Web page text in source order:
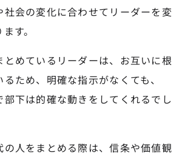
会の変化に合わせてリーダーを変
す。
めているリーダーは、お互いに根
ため、明確な指示がなくても、
部下は的確な動きをしてくれるでし
の人をまとめる際は、信条や価値観